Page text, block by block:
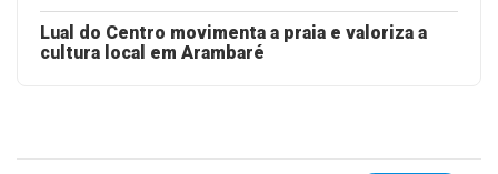
Lual do Centro movimenta a praia e valoriza a
cultura local em Arambaré